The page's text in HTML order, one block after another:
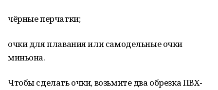
чёрные перчатки;
очки для плавания или самодельные очки
миньона.
Чтобы сделать очки, возьмите два обрезка ПВХ-